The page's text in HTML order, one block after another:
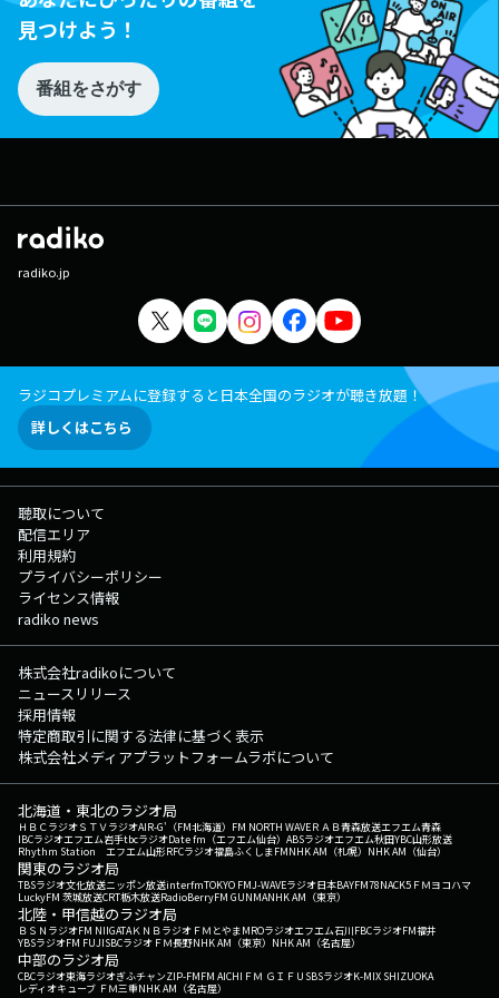
見つけよう！
番組をさがす
radiko.jp
ラジコプレミアムに登録すると日本全国のラジオが聴き放題！
詳しくはこちら
聴取について
配信エリア
利用規約
プライバシーポリシー
ライセンス情報
radiko news
株式会社radikoについて
ニュースリリース
採用情報
特定商取引に関する法律に基づく表示
株式会社メディアプラットフォームラボについて
北海道・東北のラジオ局
ＨＢＣラジオＳＴＶラジオAIR-G'（FM北海道） FM NORTH WAVEＲＡＢ青森放送エフエム青森
IBCラジオエフエム岩手tbcラジオDate fm（エフエム仙台） ABSラジオエフエム秋田YBC山形放送
Rhythm Station エフエム山形RFCラジオ福島ふくしまFMNHK AM（札幌） NHK AM（仙台）
関東のラジオ局
TBSラジオ文化放送ニッポン放送interfmTOKYO FMJ-WAVEラジオ日本BAYFM78NACK5 ＦＭヨコハマ
LuckyFM 茨城放送CRT栃木放送RadioBerryFM GUNMANHK AM（東京）
北陸・甲信越のラジオ局
ＢＳＮラジオFM NIIGATAＫＮＢラジオ ＦＭとやまMROラジオエフエム石川FBCラジオFM福井
YBSラジオFM FUJISBCラジオ ＦＭ長野NHK AM（東京） NHK AM（名古屋）
中部のラジオ局
CBCラジオ東海ラジオぎふチャンZIP-FMFM AICHI ＦＭ ＧＩＦＵ SBSラジオK-MIX SHIZUOKA
レディオキューブ ＦＭ三重NHK AM（名古屋）